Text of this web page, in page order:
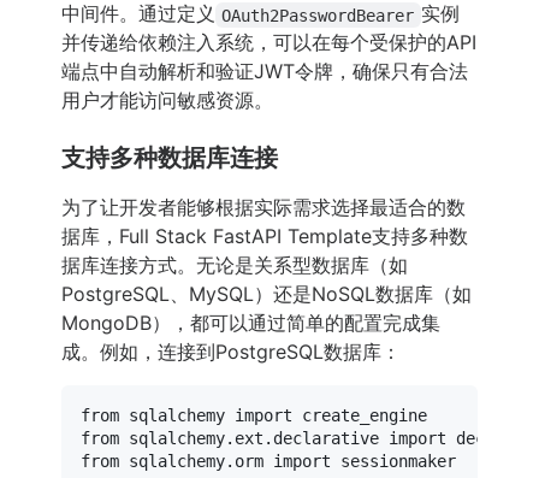
中间件。通过定义 OAuth2PasswordBearer 实例
并传递给依赖注入系统，可以在每个受保护的API
端点中自动解析和验证JWT令牌，确保只有合法
用户才能访问敏感资源。
支持多种数据库连接
为了让开发者能够根据实际需求选择最适合的数
据库，Full Stack FastAPI Template支持多种数
据库连接方式。无论是关系型数据库（如
PostgreSQL、MySQL）还是NoSQL数据库（如
MongoDB），都可以通过简单的配置完成集
成。例如，连接到PostgreSQL数据库：
from sqlalchemy import
from sqlalchemy.ext.declarative import
from sqlalchemy.orm import sessionmaker